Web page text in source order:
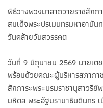
พิธีวางพวงมาลาถวายราชสักก
สมเด็จพระปรเมนทรมหาอานั
วันคล้ายวันสวรรคต
วันที่ 9 มิถุนายน 2569 นายเต
พร้อมด้วยคณะผู้บริหารสภากา
สักการะพระบรมราชานุสาวรีย์
มหิดล พระอัฐมรามาธิบดินทร